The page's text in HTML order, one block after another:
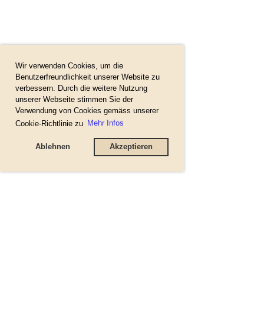
Wir verwenden Cookies, um die
Benutzerfreundlichkeit unserer Website zu
verbessern. Durch die weitere Nutzung
unserer Webseite stimmen Sie der
Verwendung von Cookies gemäss unserer
Cookie-Richtlinie zu Mehr Infos
Ablehnen Akzeptieren